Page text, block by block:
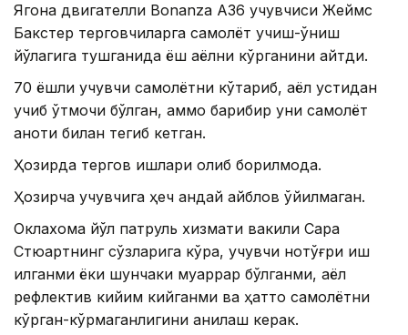
Ягона двигателли Bonanza A36 учувчиси Жеймс
Бакстер терговчиларга самолёт учиш-қўниш
йўлагига тушганида ёш аёлни кўрганини айтди.
70 ёшли учувчи самолётни кўтариб, аёл устидан
учиб ўтмоқчи бўлган, аммо барибир уни самолёт
қаноти билан тегиб кетган.
Ҳозирда тергов ишлари олиб борилмоқда.
Ҳозирча учувчига ҳеч қандай айблов қўйилмаган.
Оклахома йўл патруль хизмати вакили Сара
Стюартнинг сўзларига кўра, учувчи нотўғри иш
қилганми ёки шунчаки муқаррар бўлганми, аёл
рефлектив кийим кийганми ва ҳатто самолётни
кўрган-кўрмаганлигини аниқлаш керак.